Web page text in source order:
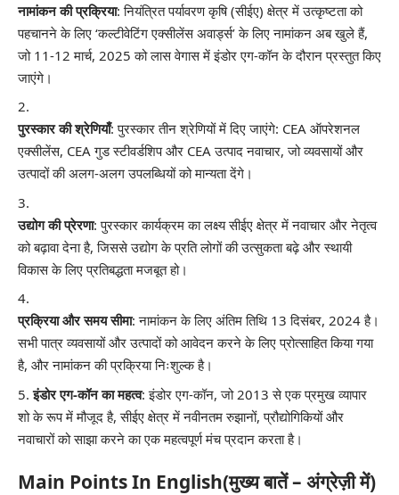
नामांकन की प्रक्रिया: नियंत्रित पर्यावरण कृषि (सीईए) क्षेत्र में उत्कृष्टता को
पहचानने के लिए ‘कल्टीवेटिंग एक्सीलेंस अवार्ड्स’ के लिए नामांकन अब खुले हैं,
जो 11-12 मार्च, 2025 को लास वेगास में इंडोर एग-कॉन के दौरान प्रस्तुत किए
जाएंगे।
पुरस्कार की श्रेणियाँ: पुरस्कार तीन श्रेणियों में दिए जाएंगे: CEA ऑपरेशनल
एक्सीलेंस, CEA गुड स्टीवर्डशिप और CEA उत्पाद नवाचार, जो व्यवसायों और
उत्पादों की अलग-अलग उपलब्धियों को मान्यता देंगे।
उद्योग की प्रेरणा: पुरस्कार कार्यक्रम का लक्ष्य सीईए क्षेत्र में नवाचार और नेतृत्व
को बढ़ावा देना है, जिससे उद्योग के प्रति लोगों की उत्सुकता बढ़े और स्थायी
विकास के लिए प्रतिबद्धता मजबूत हो।
प्रक्रिया और समय सीमा: नामांकन के लिए अंतिम तिथि 13 दिसंबर, 2024 है।
सभी पात्र व्यवसायों और उत्पादों को आवेदन करने के लिए प्रोत्साहित किया गया
है, और नामांकन की प्रक्रिया निःशुल्क है।
इंडोर एग-कॉन का महत्व: इंडोर एग-कॉन, जो 2013 से एक प्रमुख व्यापार
शो के रूप में मौजूद है, सीईए क्षेत्र में नवीनतम रुझानों, प्रौद्योगिकियों और
नवाचारों को साझा करने का एक महत्वपूर्ण मंच प्रदान करता है।
Main Points In English(मुख्य बातें – अंग्रेज़ी में)